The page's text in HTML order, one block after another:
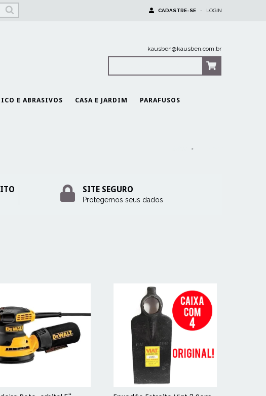
CADASTRE-SE - LOGIN
kausben@kausben.com.br
E ABRASIVOS CASA E JARDIM PARAFUSOS
-
SITE SEGURO
Protegemos seus dados